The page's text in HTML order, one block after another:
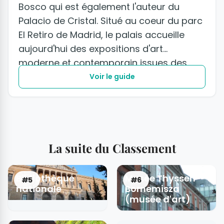
Bosco qui est également l'auteur du
Palacio de Cristal. Situé au coeur du parc
El Retiro de Madrid, le palais accueille
aujourd'hui des expositions d'art
moderne et contemporain issues des
collections du musée Reina Sofia de
Madrid, spécialisé dans le domaine.
Voir le guide
La suite du Classement
#5
Bibliothèque
nationale
#6
Musée Thyssen-
Bornemisza
(musée d'art)